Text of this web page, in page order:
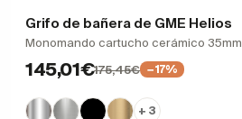
Grifo de bañera de GME Helios
Monomando cartucho cerámico 35mm
145,01€175,45€ −17%
+ 3